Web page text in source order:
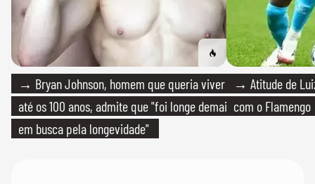
→ Bryan Johnson, homem que queria viver
até os 100 anos, admite que "foi longe demais
em busca pela longevidade"
→ Atitude de
com o Flamengo